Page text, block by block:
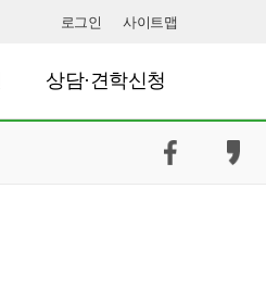
로그인 사이트맵
상담·견학신청